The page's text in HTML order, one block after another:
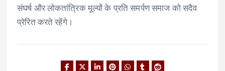
संघर्ष और लोकतांत्रिक मूल्यों के प्रति समर्पण समाज को सदैव
प्रेरित करते रहेंगे।